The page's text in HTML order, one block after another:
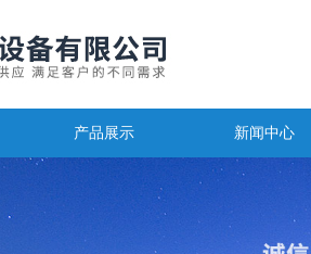
产品展示 新闻中心